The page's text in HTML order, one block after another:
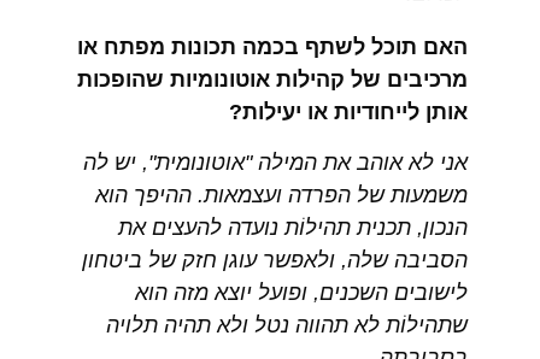
האם תוכל לשתף בכמה תכונות מפתח או
מרכיבים של קהילות אוטונומיות שהופכות
אותן לייחודיות או יעילות?
אני לא אוהב את המילה "אוטונומית", יש לה
משמעות של הפרדה ועצמאות. ההיפך הוא
הנכון, תכנית תהילוֹת נועדה להעצים את
הסביבה שלה, ולאפשר עוגן חזק של ביטחון
לישובים השכנים, ופועל יוצא מזה הוא
שתהילוֹת לא תהווה נטל ולא תהיה תלויה